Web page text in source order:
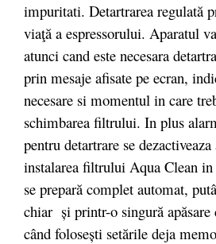
impuritati. Detartrarea regulată
viaţă a espressorului. Aparatul
atunci cand este necesara
prin mesaje afisate pe ecran,
necesare si momentul in care
schimbarea filtrului. In plus
pentru detartrare se
instalarea filtrului Aqua Clean in
se prepară complet automat,
chiar și printr-o singură apăsare
când folosești setările deja